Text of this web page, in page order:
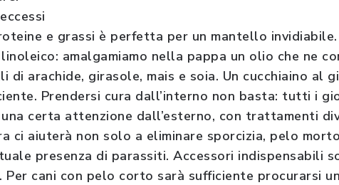
e grassi è perfetta per un mantello
linoleico: amalgamiamo nella pappa un olio che ne
di arachide, girasole, mais e soia. Un cucchiaino al
Prendersi cura dall’interno non basta: tutti i
certa attenzione dall’esterno, con trattamenti
ci aiuterà non solo a eliminare sporcizia, pelo
presenza di parassiti. Accessori indispensabili
cani con pelo corto sarà sufficiente procurarsi